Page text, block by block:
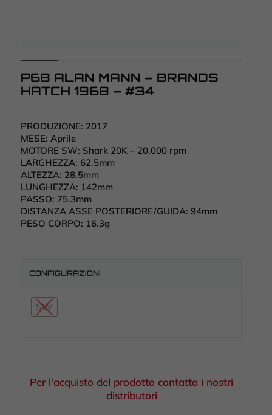
P68 ALAN MANN – BRANDS
HATCH 1968 – #34
PRODUZIONE: 2017
MESE: Aprile
MOTORE SW: Shark 20K – 20.000 rpm
LARGHEZZA: 62.5mm
ALTEZZA: 28.5mm
LUNGHEZZA: 142mm
PASSO: 75.3mm
DISTANZA ASSE POSTERIORE/GUIDA: 94mm
PESO CORPO: 16.3g
CONFIGURAZIONI
SW
Per l'acquisto del prodotto contatta i nostri
distributori